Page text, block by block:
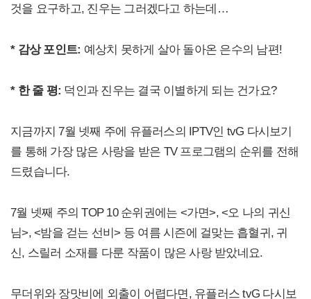
것을 요구하고, 진우는 그러겠다고 하는데…
* 감상 포인트: 예상치 못하게 살아 돌아온 은수의 남편!
* 한 줄 평: 덕인과 진우는 결국 이별하게 되는 건가요?
지금까지 7월 넷째 주에 유플러스의 IPTV인 tvG 다시보기
를 통해 가장 많은 사랑을 받은 TV 프로그램의 순위를 전해
드렸습니다.
7월 넷째 주의 TOP 10 순위권에는 <가면>, <오 나의 귀신
님>, <밤을 걷는 선비> 등 여름 시즌에 걸맞는 흡혈귀, 귀
신, 스릴러 소재를 다룬 작품이 많은 사랑 받았네요.
무더위와 장맛비에 외출이 어렵다면, 유플러스 tvG 다시보